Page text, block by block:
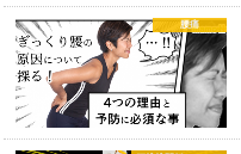
腰痛